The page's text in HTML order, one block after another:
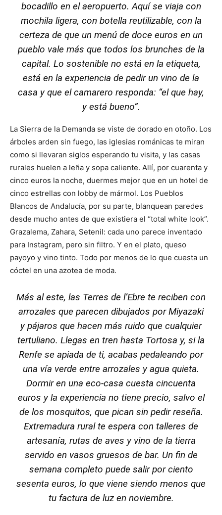
bocadillo en el aeropuerto. Aquí se viaja con
mochila ligera, con botella reutilizable, con la
certeza de que un menú de doce euros en un
pueblo vale más que todos los brunches de la
capital. Lo sostenible no está en la etiqueta,
está en la experiencia de pedir un vino de la
casa y que el camarero responda: “el que hay,
y está bueno”.
La Sierra de la Demanda se viste de dorado en otoño. Los
árboles arden sin fuego, las iglesias románicas te miran
como si llevaran siglos esperando tu visita, y las casas
rurales huelen a leña y sopa caliente. Allí, por cuarenta y
cinco euros la noche, duermes mejor que en un hotel de
cinco estrellas con lobby de mármol. Los Pueblos
Blancos de Andalucía, por su parte, blanquean paredes
desde mucho antes de que existiera el “total white look”.
Grazalema, Zahara, Setenil: cada uno parece inventado
para Instagram, pero sin filtro. Y en el plato, queso
payoyo y vino tinto. Todo por menos de lo que cuesta un
cóctel en una azotea de moda.
Más al este, las Terres de l’Ebre te reciben con
arrozales que parecen dibujados por Miyazaki
y pájaros que hacen más ruido que cualquier
tertuliano. Llegas en tren hasta Tortosa y, si la
Renfe se apiada de ti, acabas pedaleando por
una vía verde entre arrozales y agua quieta.
Dormir en una eco-casa cuesta cincuenta
euros y la experiencia no tiene precio, salvo el
de los mosquitos, que pican sin pedir reseña.
Extremadura rural te espera con talleres de
artesanía, rutas de aves y vino de la tierra
servido en vasos gruesos de bar. Un fin de
semana completo puede salir por ciento
sesenta euros, lo que viene siendo menos que
tu factura de luz en noviembre.